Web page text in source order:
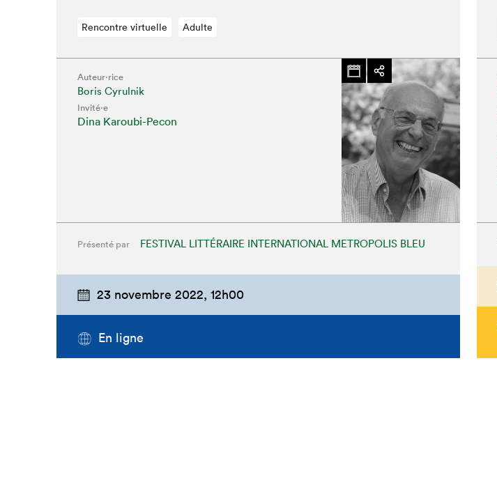
Que cherchez-vous?
Rencontre virtuelle Adulte
Auteur·rice
Boris Cyrulnik
Invité⋅e
Dina Karoubi-Pecon
Présenté par FESTIVAL LITTÉRAIRE INTERNATIONAL METROPOLIS BLEU
23 novembre 2022, 12h00
En ligne